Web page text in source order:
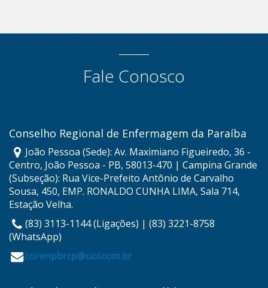
Fale Conosco
Conselho Regional de Enfermagem da Paraíba
João Pessoa (Sede): Av. Maximiano Figueiredo, 36 -
Centro, João Pessoa - PB, 58013-470 | Campina Grande
(Subseção): Rua Vice-Prefeito Antônio de Carvalho
Sousa, 450, EMP. RONALDO CUNHA LIMA, Sala 714,
Estação Velha.
(83) 3113-1144 (Ligações) | (83) 3221-8758
(WhatsApp)
corenpbrcp@uol.com.br